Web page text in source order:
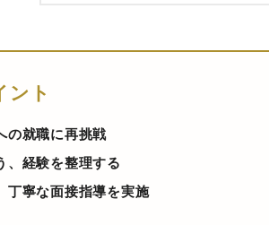
ント
の就職に再挑戦
、経験を整理する
丁寧な面接指導を実施